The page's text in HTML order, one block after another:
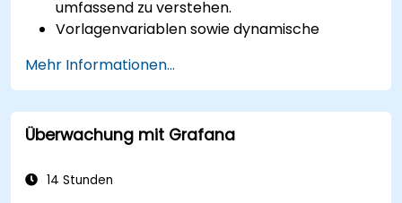
umfassend zu verstehen.
Vorlagenvariablen sowie dynamische
Datenvisualisierung zu optimieren.
Die Grafana-Abfragesprache zur Erstellung
komplexer Abfragen zu verwenden.
Bewährte Methoden zum Skalieren von
Gewährleistung hoher Verfügbarkeit
Mehr Informationen...
Überwachung mit Grafana
14 Stunden